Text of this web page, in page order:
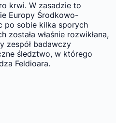
krwi. W zasadzie to
Europy Środkowo-
po sobie kilka sporych
została właśnie rozwikłana,
zespół badawczy
śledztwo, w którego
Feldioara.